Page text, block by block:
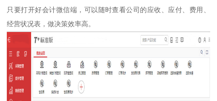
只要打开好会计微信端，可以随时查看公司的应收、应付、费用、
经营状况表，做决策效率高。